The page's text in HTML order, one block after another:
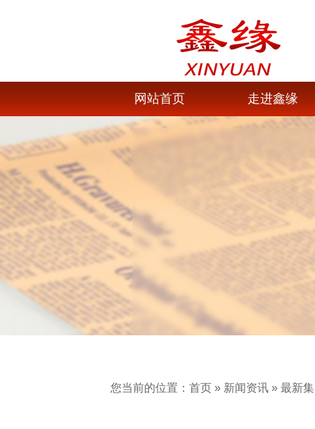
网站首页 走进鑫缘
您当前的位置： 首页» 新闻资讯» 最新